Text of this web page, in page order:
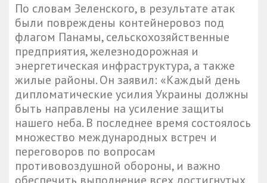
По словам Зеленского, в результате атак
были повреждены контейнеровоз под
флагом Панамы, сельскохозяйственные
предприятия, железнодорожная и
энергетическая инфраструктура, а также
жилые районы. Он заявил: «Каждый день
дипломатические усилия Украины должны
быть направлены на усиление защиты
нашего неба. В последнее время состоялось
множество международных встреч и
переговоров по вопросам
противовоздушной обороны, и важно